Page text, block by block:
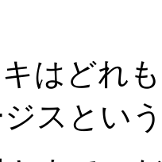
はどれ
スとい